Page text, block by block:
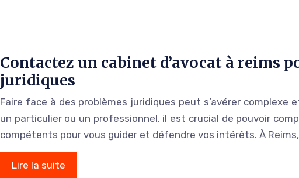
Contactez un cabinet d’avocat à reims
juridiques
Faire face à des problèmes juridiques peut s’avérer complexe
un particulier ou un professionnel, il est crucial de pouvoir
compétents pour vous guider et défendre vos intérêts. À
Lire la suite